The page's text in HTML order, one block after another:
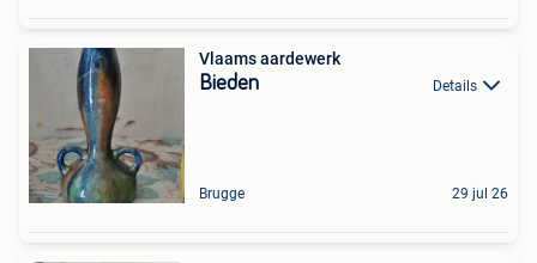
Vlaams aardewerk
Bieden Details
Brugge 29 jul 26